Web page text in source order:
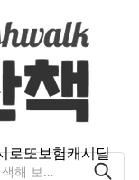
로또보험캐시딜